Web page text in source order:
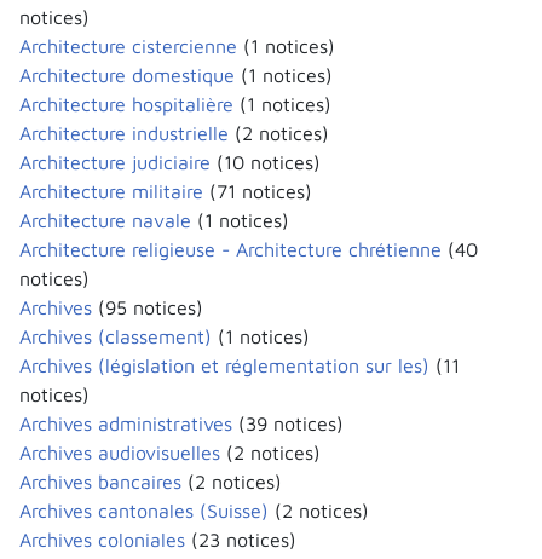
notices)
Architecture cistercienne (1 notices)
Architecture domestique (1 notices)
Architecture hospitalière (1 notices)
Architecture industrielle (2 notices)
Architecture judiciaire (10 notices)
Architecture militaire (71 notices)
Architecture navale (1 notices)
Architecture religieuse - Architecture chrétienne (40
notices)
Archives (95 notices)
Archives (classement) (1 notices)
Archives (législation et réglementation sur les) (11
notices)
Archives administratives (39 notices)
Archives audiovisuelles (2 notices)
Archives bancaires (2 notices)
Archives cantonales (Suisse) (2 notices)
Archives coloniales (23 notices)